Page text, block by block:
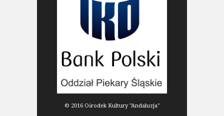
© 2016 Ośrodek Kultury "Andaluzja"